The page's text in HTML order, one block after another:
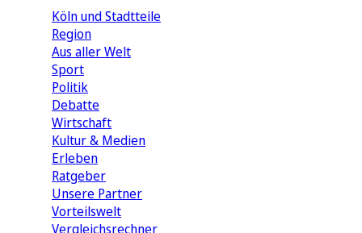
Köln und Stadtteile
Region
Aus aller Welt
Sport
Politik
Debatte
Wirtschaft
Kultur & Medien
Erleben
Ratgeber
Unsere Partner
Vorteilswelt
Vergleichsrechner